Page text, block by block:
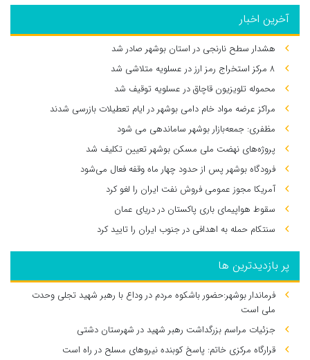
آخرین اخبار
هشدار سطح نارنجی در استان بوشهر صادر شد
۸ مرکز استخراج رمز ارز در عسلویه متلاشی شد
محموله تلویزیون قاچاق در عسلویه توقیف شد
مراکز عرضه مواد خام دامی بوشهر در ایام تعطیلات بازرسی شدند
مظفری: جمعه‌بازار بوشهر ساماندهی می‌ شود
پروژه‌های نهضت ملی مسکن بوشهر تعیین تکلیف شد
فرودگاه بوشهر پس از حدود چهار ماه وقفه فعال می‌شود
آمریکا مجوز عمومی فروش نفت ایران را لغو کرد
سقوط هواپیمای باری پاکستان در دریای عمان
سنتکام حمله به اهدافی در جنوب ایران را تایید کرد
پر بازدیدترین ها
فرماندار بوشهر:حضور باشکوه مردم در وداع با رهبر شهید تجلی وحدت
ملی است
جزئیات مراسم بزرگداشت رهبر شهید در شهرستان دشتی
قرارگاه مرکزی خاتم: پاسخ کوبنده نیروهای مسلح در راه است